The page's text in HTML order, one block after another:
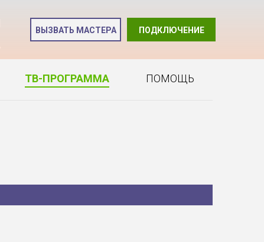
ПОДКЛЮЧЕНИЕ
ВЫЗВАТЬ МАСТЕРА
ТВ-ПРОГРАММА ПОМОЩЬ